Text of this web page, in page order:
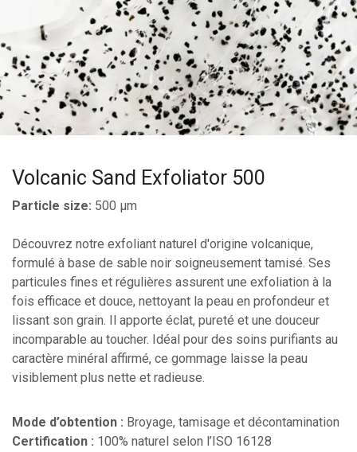
Volcanic Sand Exfoliator 500
Particle size: 500 µm
Découvrez notre exfoliant naturel d'origine volcanique,
formulé à base de sable noir soigneusement tamisé. Ses
particules fines et régulières assurent une exfoliation à la
fois efficace et douce, nettoyant la peau en profondeur et
lissant son grain. Il apporte éclat, pureté et une douceur
incomparable au toucher. Idéal pour des soins purifiants au
caractère minéral affirmé, ce gommage laisse la peau
visiblement plus nette et radieuse.
Mode d’obtention : Broyage, tamisage et décontamination
Certification : 100% naturel selon l’ISO 16128